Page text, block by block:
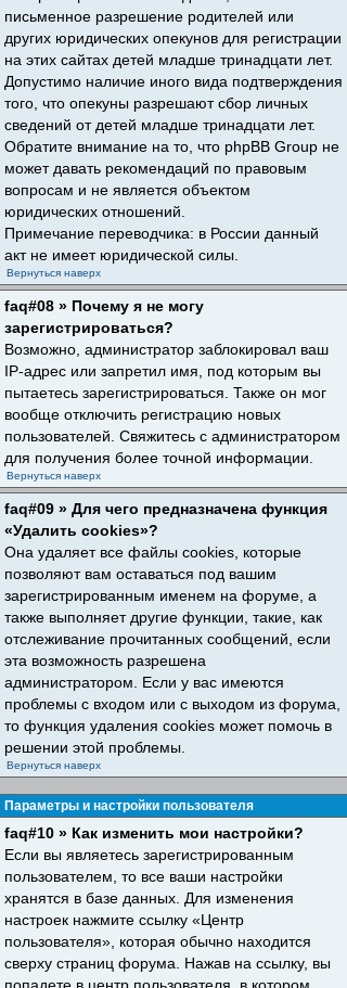
письменное разрешение родителей или
других юридических опекунов для регистрации
на этих сайтах детей младше тринадцати лет.
Допустимо наличие иного вида подтверждения
того, что опекуны разрешают сбор личных
сведений от детей младше тринадцати лет.
Обратите внимание на то, что phpBB Group не
может давать рекомендаций по правовым
вопросам и не является объектом
юридических отношений.
Примечание переводчика: в России данный
акт не имеет юридической силы.
Вернуться наверх
faq#08 » Почему я не могу
зарегистрироваться?
Возможно, администратор заблокировал ваш
IP-адрес или запретил имя, под которым вы
пытаетесь зарегистрироваться. Также он мог
вообще отключить регистрацию новых
пользователей. Свяжитесь с администратором
для получения более точной информации.
Вернуться наверх
faq#09 » Для чего предназначена функция
«Удалить cookies»?
Она удаляет все файлы cookies, которые
позволяют вам оставаться под вашим
зарегистрированным именем на форуме, а
также выполняет другие функции, такие, как
отслеживание прочитанных сообщений, если
эта возможность разрешена
администратором. Если у вас имеются
проблемы с входом или с выходом из форума,
то функция удаления cookies может помочь в
решении этой проблемы.
Вернуться наверх
Параметры и настройки пользователя
faq#10 » Как изменить мои настройки?
Если вы являетесь зарегистрированным
пользователем, то все ваши настройки
хранятся в базе данных. Для изменения
настроек нажмите ссылку «Центр
пользователя», которая обычно находится
сверху страниц форума. Нажав на ссылку, вы